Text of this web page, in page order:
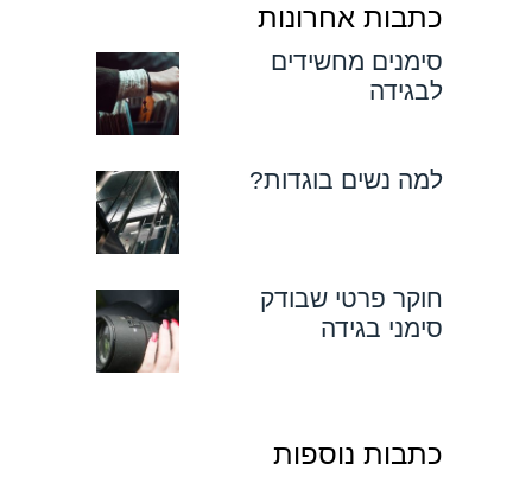
כתבות אחרונות
סימנים מחשידים
לבגידה
למה נשים בוגדות?
חוקר פרטי שבודק
סימני בגידה
כתבות נוספות